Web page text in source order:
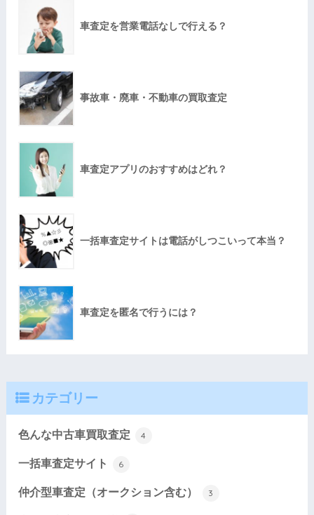
車査定を営業電話なしで行える？
事故車・廃車・不動車の買取査定
車査定アプリのおすすめはどれ？
一括車査定サイトは電話がしつこいって本当？
車査定を匿名で行うには？
カテゴリー
色んな中古車買取査定 4
一括車査定サイト 6
仲介型車査定（オークション含む） 3